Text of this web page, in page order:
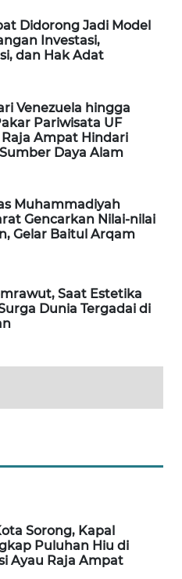
Didorong Jadi Model
Investasi,
dan Hak Adat
Venezuela hingga
Pariwisata UF
Ampat Hindari
Daya Alam
Muhammadiyah
Gencarkan Nilai-nilai
Gelar Baitul Arqam
Saat Estetika
Dunia Tergadai di
Sorong, Kapal
Puluhan Hiu di
Ayau Raja Ampat